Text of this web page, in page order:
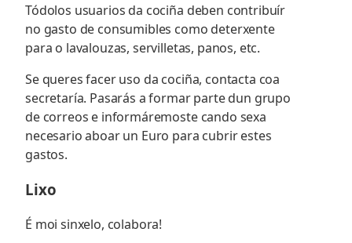
Tódolos usuarios da cociña deben contribuír
no gasto de consumibles como deterxente
para o lavalouzas, servilletas, panos, etc.
Se queres facer uso da cociña, contacta coa
secretaría. Pasarás a formar parte dun grupo
de correos e informáremoste cando sexa
necesario aboar un Euro para cubrir estes
gastos.
Lixo
É moi sinxelo, colabora!